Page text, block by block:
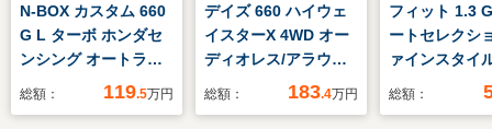
N-BOX カスタム 660
G L ターボ ホンダセ
ンシング オートライ
ト 電動格納ミラー
総額： 119.5万円
デイズ 660 ハイウェ
イスターX 4WD オー
ディオレス/アラウン
ドビューモニター
総額： 183.4万円
フィット 1.3
ートセレクシ
ァインスタイ
カメラ ETC
総額：